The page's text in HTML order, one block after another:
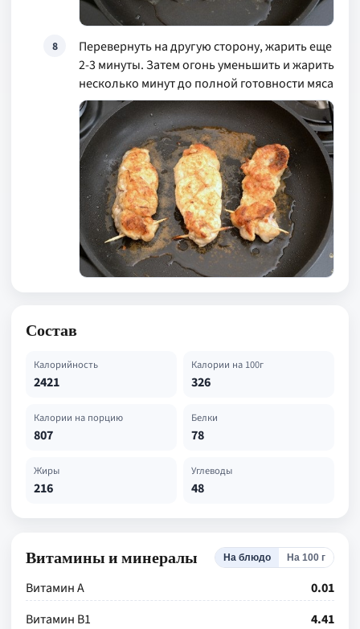
8
Перевернуть на другую сторону, жарить еще
2-3 минуты. Затем огонь уменьшить и жарить
несколько минут до полной готовности мяса
Состав
Калорийность
2421
Калории на 100г
326
Калории на порцию
807
Белки
78
Жиры
216
Углеводы
48
Витамины и минералы На блюдо На 100 г
Витамин А
0.01
Витамин В1
4.41